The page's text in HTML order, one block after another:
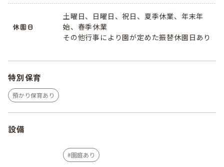
休園日
土曜日、日曜日、祝日、夏季休業、年末年
始、春季休業
その他行事により園が定めた振替休園日あり
特別保育
預かり保育あり
設備
園庭あり